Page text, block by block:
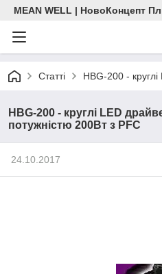
MEAN WELL | НовоКонцепт
Статті HBG-200 -
HBG-200 - круглі LED
потужністю 200Вт з PFC
24.10.2017